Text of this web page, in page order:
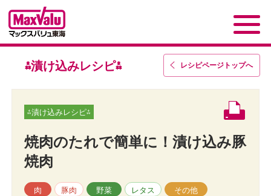
レシピページトップへ
⁂漬け込みレシピ⁂
⁂漬け込みレシピ⁂
焼肉のたれで簡単に！漬け込み豚
焼肉
肉 豚肉 野菜 レタス その他